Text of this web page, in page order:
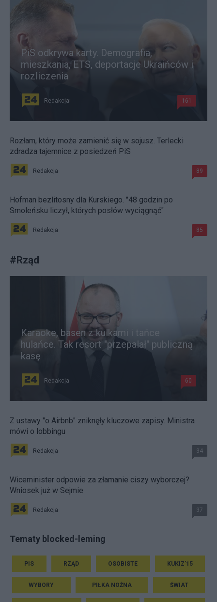
PiS odkrywa karty. Demografia,
mieszkania, ETS, deportacje Ukraińców i
rozliczenia
Redakcja 161
Rozłam, który może zamienić się w sojusz. Terlecki
zdradza tajemnice z posiedzeń PiS
Redakcja 89
Hofman bezlitosny dla Kurskiego. "48 godzin po
Smoleńsku liczył, których posłów wyciągnąć"
Redakcja 85
#Rząd
Karaoke, basen z kulkami i tańce
hulańce. Tak resort "przepalał" publiczną
kasę
Redakcja 60
Z ustawy "o Airbnb" zniknęły kluczowe zapisy. Ministra
mówi o lobbingu
Redakcja 34
Wiceminister odpowie za złamanie ciszy wyborczej?
Wniosek już w Sejmie
Redakcja 37
Tematy blocked-leming
PIS RZĄD OSOBISTE KUKIZ'15
WYBORY PIŁKA NOŻNA ŚWIAT